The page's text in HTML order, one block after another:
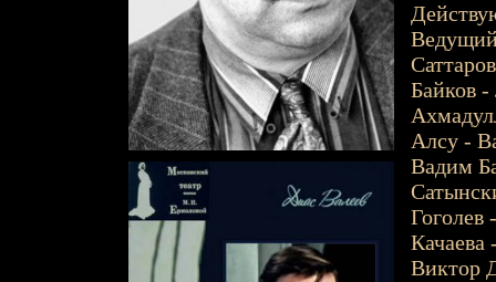
Байков
Алсу -
Вадим
Качаева
Виктор